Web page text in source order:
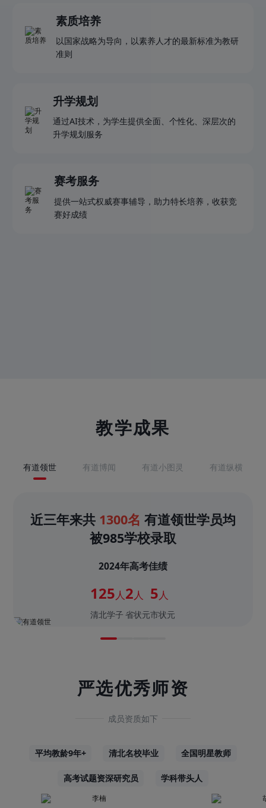
素质培养
以国家战略为导向，以素养人才的最新标准为教研
准则
升学规划
通过AI技术，为学生提供全面、个性化、深层次的
升学规划服务
赛考服务
提供一站式权威赛事辅导，助力特长培养，收获竞
赛好成绩
教学成果
有道领世 有道博闻 有道小图灵 有道纵横
近三年来共 1300名 有道领世学员均
被985学校录取
2024年高考佳绩
125人
清北学子
2人
省状元
5人
市状元
严选优秀师资
成员资质如下
平均教龄9年+ 清北名校毕业 全国明星教师
高考试题资深研究员 学科带头人